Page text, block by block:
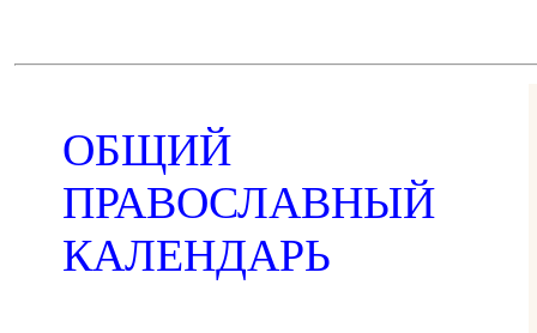
ОБЩИЙ
ПРАВОСЛАВНЫЙ
КАЛЕНДАРЬ